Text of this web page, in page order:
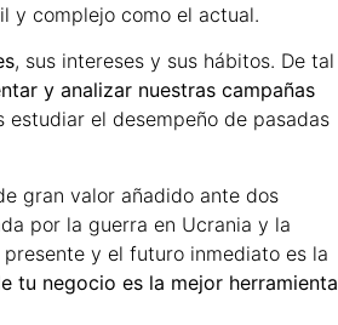
y complejo como el actual.
, sus intereses y sus hábitos. De tal
y analizar nuestras campañas
el desempeño de pasadas
gran valor añadido ante dos
por la guerra en Ucrania y la
y el futuro inmediato es la
tu negocio es la mejor herramienta